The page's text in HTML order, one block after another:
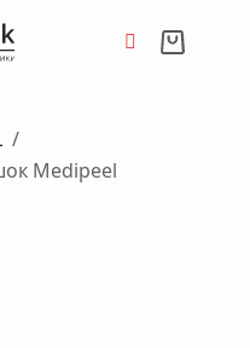
Кошик
/
Medipeel